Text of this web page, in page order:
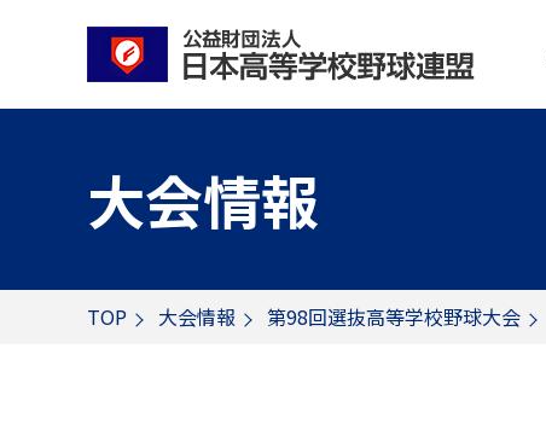
大会情報
TOP 大会情報 第98回選抜高等学校野球大会